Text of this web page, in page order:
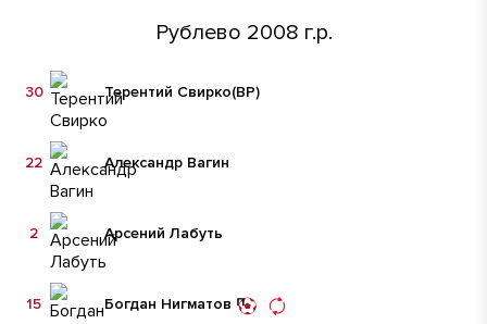
Рублево 2008 г.р.
Терентий Свирко(ВР)
30
Александр Вагин
22
Арсений Лабуть
2
Богдан Нигматов
15